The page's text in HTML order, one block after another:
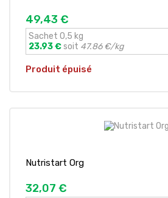
49,43 €
Sachet 0,5 kg
23.93 €soit 47.86 €/kg
Produit épuisé
Nutristart Org
32,07 €